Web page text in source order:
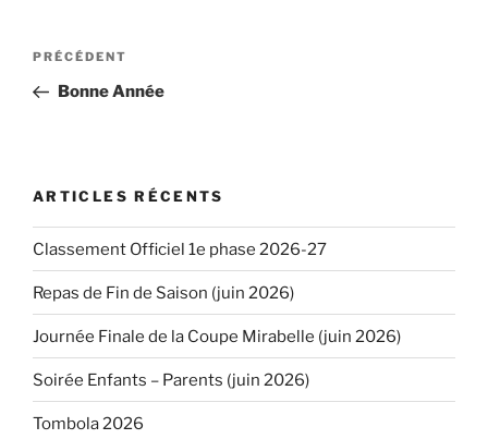
Navigation
l’article
Article
précédent
PRÉCÉDENT
Bonne Année
ARTICLES RÉCENTS
Classement Officiel 1e phase 2026-27
Repas de Fin de Saison (juin 2026)
Journée Finale de la Coupe Mirabelle (juin 2026)
Soirée Enfants – Parents (juin 2026)
Tombola 2026